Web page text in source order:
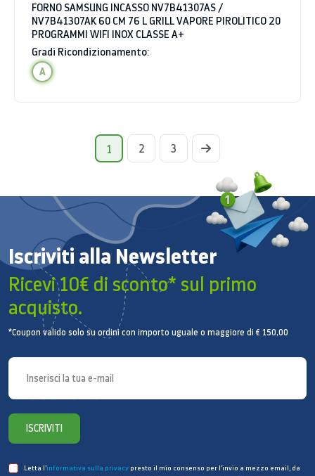
FORNO SAMSUNG INCASSO NV7B41307AS /
NV7B41307AK 60 CM 76 L GRILL VAPORE PIROLITICO 20
PROGRAMMI WIFI INOX CLASSE A+
Gradi Ricondizionamento:
A
1 2 3
Iscriviti alla Newsletter
Ricevi 10€ di sconto* sul primo
acquisto.
*Coupon valido solo su ordini con importo uguale o maggiore di € 150,00
ISCRIVITI
Letta l’informativa sulla privacy presto il mio consenso per l’invio a mezzo email, da